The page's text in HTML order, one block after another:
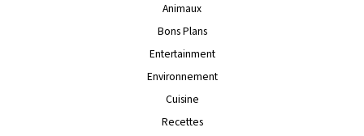
Animaux
Bons Plans
Entertainment
Environnement
Cuisine
Recettes